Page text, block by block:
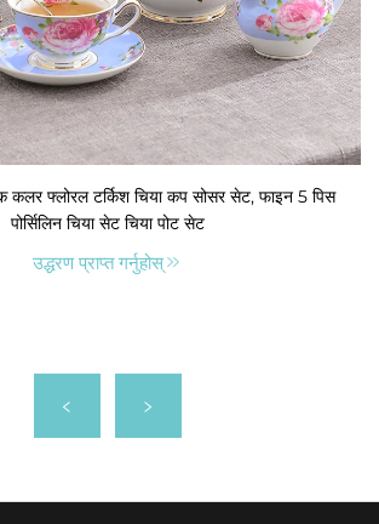
फ्लोरल टर्किश चिया कप सोसर सेट, फाइन 5 पिस
पोर्सिलिन चिया सेट चिया पोट सेट
उद्धरण प्राप्त गर्नुहोस्